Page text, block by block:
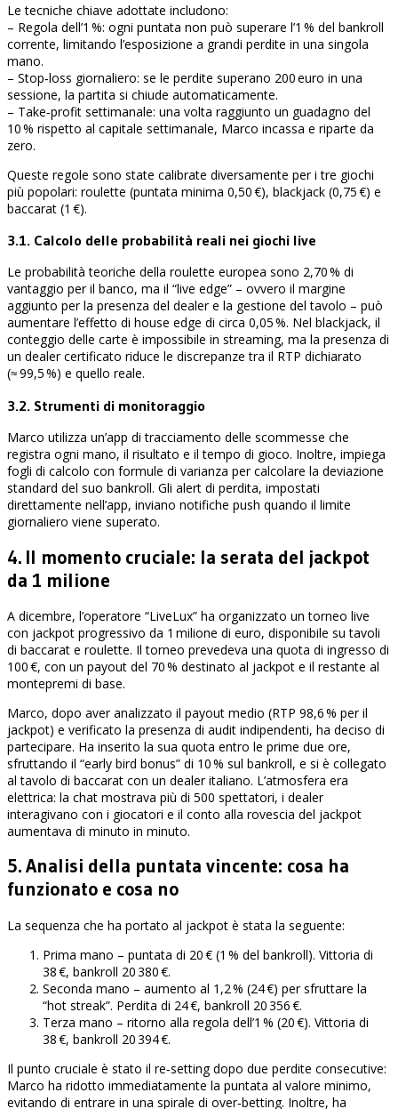
Le tecniche chiave adottate includono:
– Regola dell’1 %: ogni puntata non può superare l’1 % del bankroll
corrente, limitando l’esposizione a grandi perdite in una singola
mano.
– Stop‑loss giornaliero: se le perdite superano 200 euro in una
sessione, la partita si chiude automaticamente.
– Take‑profit settimanale: una volta raggiunto un guadagno del
10 % rispetto al capitale settimanale, Marco incassa e riparte da
zero.
Queste regole sono state calibrate diversamente per i tre giochi
più popolari: roulette (puntata minima 0,50 €), blackjack (0,75 €) e
baccarat (1 €).
3.1. Calcolo delle probabilità reali nei giochi live
Le probabilità teoriche della roulette europea sono 2,70 % di
vantaggio per il banco, ma il “live edge” – ovvero il margine
aggiunto per la presenza del dealer e la gestione del tavolo – può
aumentare l’effetto di house edge di circa 0,05 %. Nel blackjack, il
conteggio delle carte è impossibile in streaming, ma la presenza di
un dealer certificato riduce le discrepanze tra il RTP dichiarato
(≈ 99,5 %) e quello reale.
3.2. Strumenti di monitoraggio
Marco utilizza un’app di tracciamento delle scommesse che
registra ogni mano, il risultato e il tempo di gioco. Inoltre, impiega
fogli di calcolo con formule di varianza per calcolare la deviazione
standard del suo bankroll. Gli alert di perdita, impostati
direttamente nell’app, inviano notifiche push quando il limite
giornaliero viene superato.
4. Il momento cruciale: la serata del jackpot
da 1 milione
A dicembre, l’operatore “LiveLux” ha organizzato un torneo live
con jackpot progressivo da 1 milione di euro, disponibile su tavoli
di baccarat e roulette. Il torneo prevedeva una quota di ingresso di
100 €, con un payout del 70 % destinato al jackpot e il restante al
montepremi di base.
Marco, dopo aver analizzato il payout medio (RTP 98,6 % per il
jackpot) e verificato la presenza di audit indipendenti, ha deciso di
partecipare. Ha inserito la sua quota entro le prime due ore,
sfruttando il “early bird bonus” di 10 % sul bankroll, e si è collegato
al tavolo di baccarat con un dealer italiano. L’atmosfera era
elettrica: la chat mostrava più di 500 spettatori, i dealer
interagivano con i giocatori e il conto alla rovescia del jackpot
aumentava di minuto in minuto.
5. Analisi della puntata vincente: cosa ha
funzionato e cosa no
La sequenza che ha portato al jackpot è stata la seguente:
Prima mano – puntata di 20 € (1 % del bankroll). Vittoria di
38 €, bankroll 20 380 €.
Seconda mano – aumento al 1,2 % (24 €) per sfruttare la
“hot streak”. Perdita di 24 €, bankroll 20 356 €.
Terza mano – ritorno alla regola dell’1 % (20 €). Vittoria di
38 €, bankroll 20 394 €.
Il punto cruciale è stato il re‑setting dopo due perdite consecutive:
Marco ha ridotto immediatamente la puntata al valore minimo,
evitando di entrare in una spirale di over‑betting. Inoltre, ha